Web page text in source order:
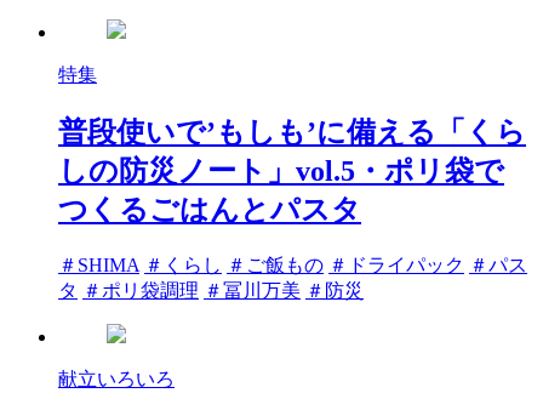
特集
普段使いで’もしも’に備える「くら
しの防災ノート」vol.5・ポリ袋で
つくるごはんとパスタ
タ
グ
＃SHIMA ＃くらし ＃ご飯もの ＃ドライパック ＃パス
タ ＃ポリ袋調理 ＃冨川万美 ＃防災
献立いろいろ